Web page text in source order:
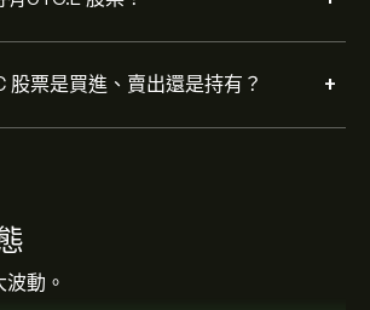
股票是買進、賣出還是持有？ +
動。